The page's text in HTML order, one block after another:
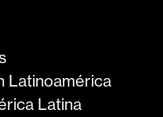
Latinoamérica
Latina